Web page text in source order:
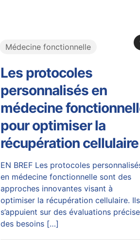
Médecine fonctionnelle
Les protocoles
personnalisés en
médecine
pour optimiser la
récupération cellulaire
EN BREF Les protocoles
en médecine fonctionnelle sont des
approches innovantes visant à
optimiser la récupération cellulaire. Ils
s’appuient sur des évaluations
des besoins[…]